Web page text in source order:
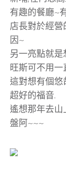
有趣的餐廳~
店長對於經
因~
另一亮點就是
旺斯可不用一
這對想有個悠
超好的福音.
遙想那年去山
盤阿~~~